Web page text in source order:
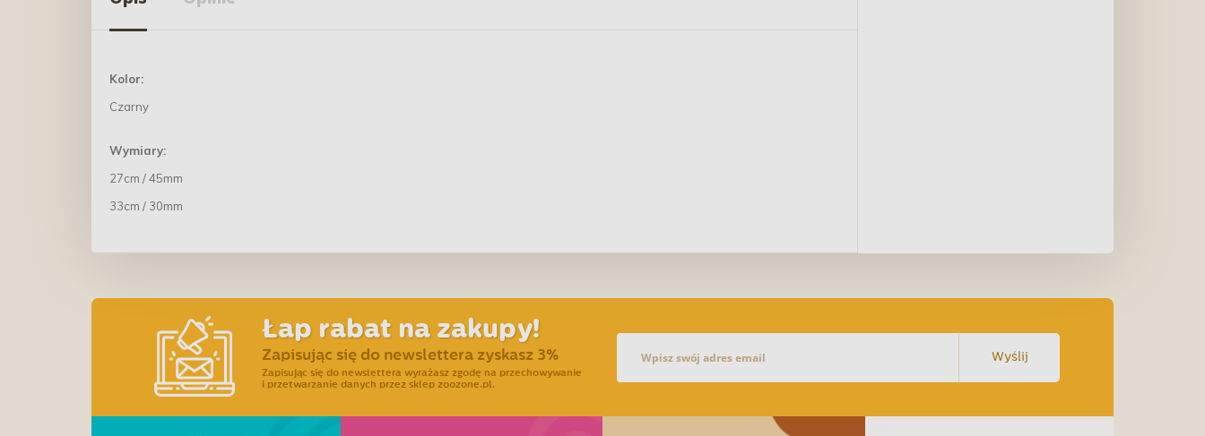
Kolor:
Czarny
Wymiary:
27cm / 45mm
33cm / 30mm
Łap rabat na zakupy!
Zapisując się do newslettera zyskasz 3%
Zapisując się do newslettera wyrażasz zgodę na przechowywanie
i przetwarzanie danych przez sklep zoozone.pl.
Wyślij